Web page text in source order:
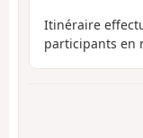
Itinéraire
participants en